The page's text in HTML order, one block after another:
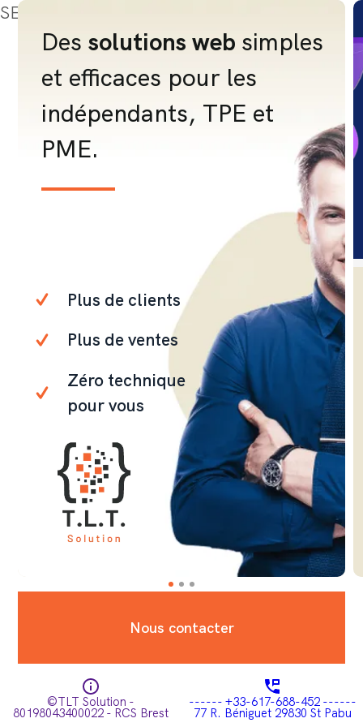
SEO
Des solutions web simples
et efficaces pour les
indépendants, TPE et
PME.
Plus de clients
Plus de ventes
Zéro technique
pour vous
Nous contacter
©TLT Solution -
80198043400022 - RCS Brest
------ +33-617-688-452 ------
77 R. Béniguet 29830 St Pabu